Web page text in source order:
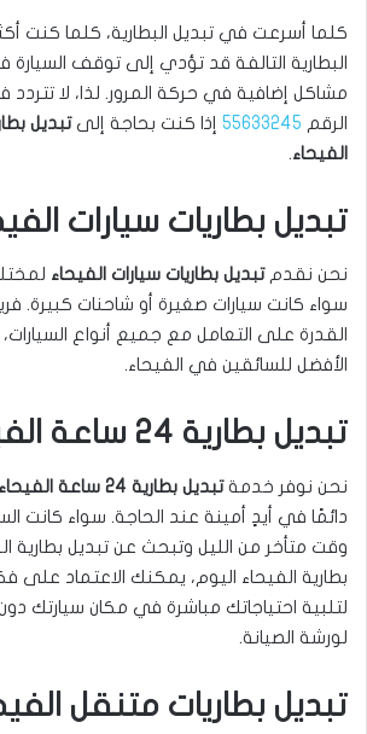
كلما أسرعت في تبديل البطارية، كلما كنت
البطارية التالفة قد تؤدي إلى توقف السيارة
مشاكل إضافية في حركة المرور. لذا، لا تتردد
الرقم 55633245 إذا كنت بحاجة إلىتبديل
الفيحاء.
تبديل بطاريات سيارات
نحن نقدمتبديل بطاريات سيارات الفيحاء
سواء كانت سيارات صغيرة أو شاحنات كبيرة.
القدرة على التعامل مع جميع أنواع السيارات،
الأفضل للسائقين في الفيحاء.
تبديل بطارية 24 ساعة الفيحاء
نحن نوفر خدمةتبديل بطارية 24 ساعة الفيحاء
وقت متأخر من الليل وتبحث عن تبديل بطارية
بطارية الفيحاء اليوم، يمكنك الاعتماد على
لتلبية احتياجاتك مباشرة في مكان سيارتك
لورشة الصيانة.
تبديل بطاريات متنقل